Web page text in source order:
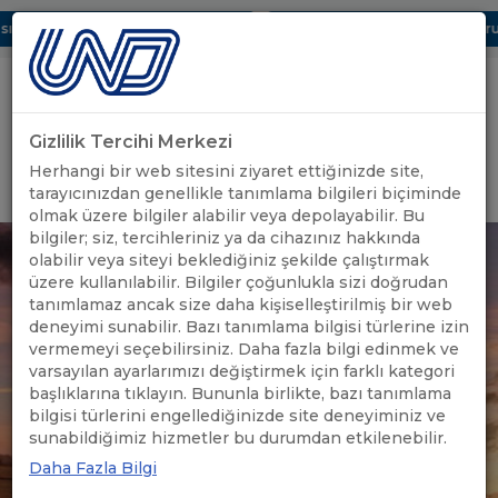
Dijital UBAK Bölümü Hakkında UND, Yunanistan Vize
Uluslararası Nakliyeciler Derneği
GİRİŞ YAP
Gizlilik Tercihi Merkezi
Herhangi bir web sitesini ziyaret ettiğinizde site,
tarayıcınızdan genellikle tanımlama bilgileri biçiminde
olmak üzere bilgiler alabilir veya depolayabilir. Bu
bilgiler; siz, tercihleriniz ya da cihazınız hakkında
olabilir veya siteyi beklediğiniz şekilde çalıştırmak
üzere kullanılabilir. Bilgiler çoğunlukla sizi doğrudan
tanımlamaz ancak size daha kişiselleştirilmiş bir web
deneyimi sunabilir. Bazı tanımlama bilgisi türlerine izin
vermemeyi seçebilirsiniz. Daha fazla bilgi edinmek ve
varsayılan ayarlarımızı değiştirmek için farklı kategori
başlıklarına tıklayın. Bununla birlikte, bazı tanımlama
bilgisi türlerini engellediğinizde site deneyiminiz ve
sunabildiğimiz hizmetler bu durumdan etkilenebilir.
Daha Fazla Bilgi